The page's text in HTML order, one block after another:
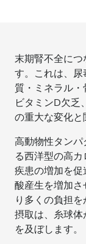
末期腎不全に
す。これは、
質・ミネラル・
ビタミンD欠乏
の重大な変化と
高動物性タン
る西洋型の高
疾患の増加を
酸産生を増加
り多くの負担
摂取は、糸球
を及ぼします。